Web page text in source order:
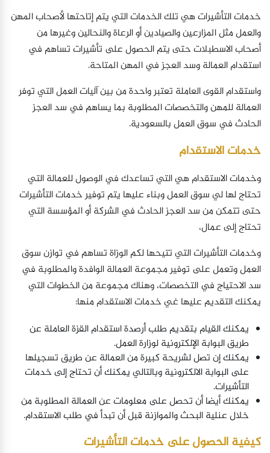
خدمات التأشيرات هي تلك الخدمات التي يتم إتاحتها لأصحاب المهن
والعمل مثل المزارعين والصيادين أو الرعاة والنحالين وغيرها من
أصحاب الاسطبلات حتى يتم الحصول على تأشيرات تساهم في
استقدام العمالة وسد العجز في المهن المتاحة.
واستقدام القوى العاملة تعتبر واحدة من بين آليات العمل التي توفر
العمالة للمهن والتخصصات المطلوبة بما يساهم في سد العجز
الحادث في سوق العمل بالسعودية.
خدمات الاستقدام
وخدمات الاستقدام هي التي تساعدك في الوصول للعمالة التي
تحتاج لها لي سوق العمل وبناء عليها يتم توفير خدمات التأشيرات
حتى تتمكن من سد العجز الحادث في الشركة أو المؤسسة التي
تحتاج إلى عمال،
وخدمات التأشيرات التي تتيحها لكم الوزاة تساهم في توازن سوق
العمل وتعمل على توفير مجموعة العمالة الوافدة والمطلوبة في
سد الاحتياج في التخصصات، وهناك مجموعة من الخطوات التي
يمكنك التقديم عليها غي خدمات الاستقدام منها:
يمكنك القيام بتقديم طلب أرصدة استقدام القزة العاملة عن
طريق البوابة الإلكترونية لوزارة العمل.
يمكنك إن تصل لشريحة كبيرة من العمالة عن طريق تسجيلها
على البوابة الالكترونية وبالتالي يمكنك أن تحتاج إلى خدمات
التأشيرات.
يمكنك أيضا أن تحصل على معلومات عن العمالة المطلوبة من
خلال عنلية البحث والموازنة قبل أن تبدأ في طلب الاستقدام.
كيفية الحصول على خدمات التأشيرات